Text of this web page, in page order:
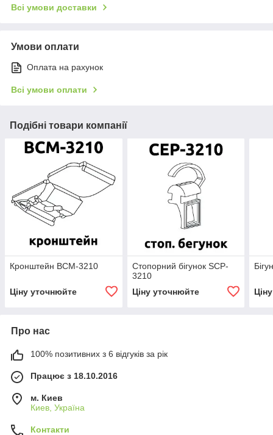
Всі умови доставки
Умови оплати
Оплата на рахунок
Всі умови оплати
Подібні товари компанії
Кронштейн BCM-3210
Ціну уточнюйте
Стопорний бігунок SCP-
3210
Ціну уточнюйте
Про нас
100% позитивних з 6 відгуків за рік
Працює з 18.10.2016
м. Киев
Киев, Україна
Контакти